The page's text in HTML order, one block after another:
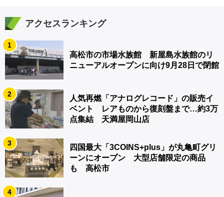
アクセスランキング
1
高松市の市場水族館 新屋島水族館のリ
ニューアルオープンに向け9月28日で閉館
2
人気再燃「アナログレコード」の販売イ
ベント レアものから復刻盤まで…約3万
点集結 天満屋岡山店
3
四国最大「3COINS+plus」が丸亀町グリ
ーンにオープン 大型店舗限定の商品
も 高松市
4